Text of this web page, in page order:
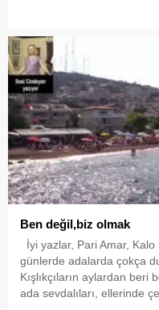
Ben değil,biz olmak
İyi yazlar, Pari Amar,
günlerde adalarda çokça
Kışlıkçıların aylardan beri
ada sevdalıları, ellerinde